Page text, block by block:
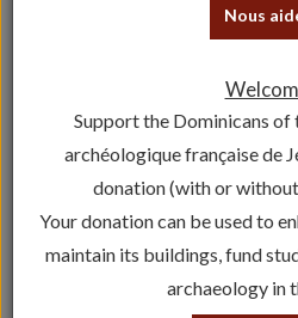
Nous
Support the Dominicans of
archéologique française de
donation (with or
Your donation can be used to
maintain its buildings, fund
archaeology in